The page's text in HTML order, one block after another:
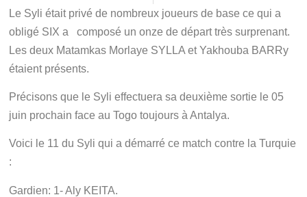
Le Syli était privé de nombreux joueurs de base ce qui a
obligé SIX a composé un onze de départ très surprenant.
Les deux Matamkas Morlaye SYLLA et Yakhouba BARRy
étaient présents.
Précisons que le Syli effectuera sa deuxième sortie le 05
juin prochain face au Togo toujours à Antalya.
Voici le 11 du Syli qui a démarré ce match contre la Turquie
:
Gardien: 1- Aly KEITA.